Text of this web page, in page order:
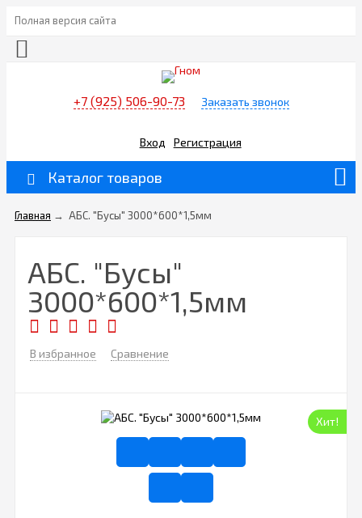
Полная версия сайта
+7 (925) 506-90-73 Заказать звонок
Вход Регистрация
Каталог товаров
Главная → АБС. "Бусы" 3000*600*1,5мм
АБС. "Бусы"
3000*600*1,5мм
В избранное Сравнение
Хит!